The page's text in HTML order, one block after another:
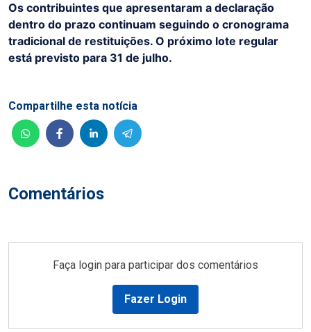
Os contribuintes que apresentaram a declaração
dentro do prazo continuam seguindo o cronograma
tradicional de restituições. O próximo lote regular
está previsto para 31 de julho.
Comentários
Compartilhe esta notícia
Faça login para participar dos comentários
Fazer Login